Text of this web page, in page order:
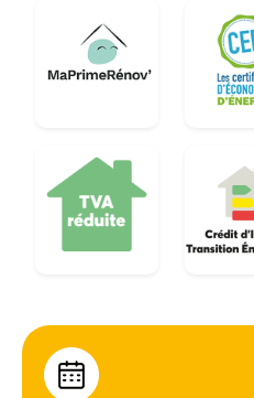
l'intégrité de leurs
aux plus contemporaines.